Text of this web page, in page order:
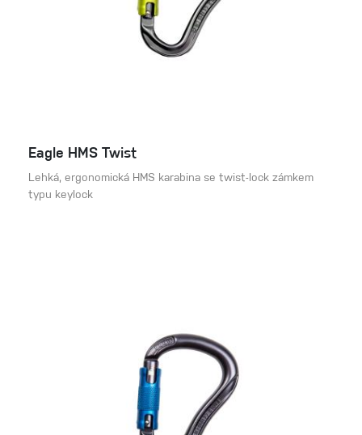
Eagle HMS Twist
Lehká, ergonomická HMS karabina se twist-lock zámkem
typu keylock